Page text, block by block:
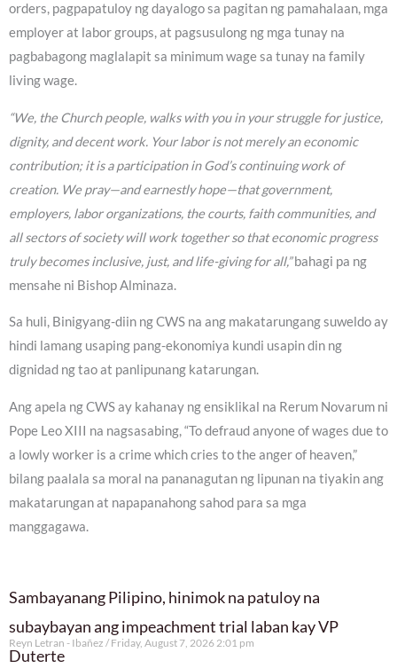
orders, pagpapatuloy ng dayalogo sa pagitan ng pamahalaan, mga
employer at labor groups, at pagsusulong ng mga tunay na
pagbabagong maglalapit sa minimum wage sa tunay na family
living wage.
“We, the Church people, walks with you in your struggle for justice,
dignity, and decent work. Your labor is not merely an economic
contribution; it is a participation in God’s continuing work of
creation. We pray—and earnestly hope—that government,
employers, labor organizations, the courts, faith communities, and
all sectors of society will work together so that economic progress
truly becomes inclusive, just, and life-giving for all,”bahagi pa ng
mensahe ni Bishop Alminaza.
Sa huli, Binigyang-diin ng CWS na ang makatarungang suweldo ay
hindi lamang usaping pang-ekonomiya kundi usapin din ng
dignidad ng tao at panlipunang katarungan.
Ang apela ng CWS ay kahanay ng ensiklikal na Rerum Novarum ni
Pope Leo XIII na nagsasabing, “To defraud anyone of wages due to
a lowly worker is a crime which cries to the anger of heaven,”
bilang paalala sa moral na pananagutan ng lipunan na tiyakin ang
makatarungan at napapanahong sahod para sa mga
manggagawa.
Sambayanang Pilipino, hinimok na patuloy na
subaybayan ang impeachment trial laban kay VP
Duterte
Reyn Letran - Ibañez Friday, August 7, 2026 2:01 pm